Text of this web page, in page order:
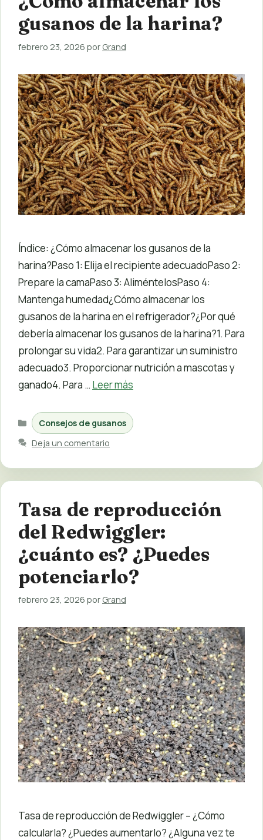
gusanos de la harina?
febrero 23, 2026 por Grand
Índice: ¿Cómo almacenar los gusanos de la
harina?Paso 1: Elija el recipiente adecuadoPaso 2:
Prepare la camaPaso 3: AliméntelosPaso 4:
Mantenga humedad¿Cómo almacenar los
gusanos de la harina en el refrigerador?¿Por qué
debería almacenar los gusanos de la harina?1. Para
prolongar su vida2. Para garantizar un suministro
adecuado3. Proporcionar nutrición a mascotas y
ganado4. Para … Leer más
Categorías
Consejos de gusanos
Deja un comentario
Tasa de reproducción
del Redwiggler:
¿cuánto es? ¿Puedes
potenciarlo?
febrero 23, 2026 por Grand
Tasa de reproducción de Redwiggler – ¿Cómo
calcularla? ¿Puedes aumentarlo? ¿Alguna vez te